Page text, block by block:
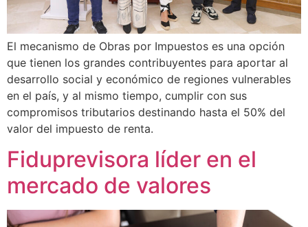
El mecanismo de Obras por Impuestos es una opción
que tienen los grandes contribuyentes para aportar al
desarrollo social y económico de regiones vulnerables
en el país, y al mismo tiempo, cumplir con sus
compromisos tributarios destinando hasta el 50% del
valor del impuesto de renta.
Fiduprevisora líder en el
mercado de valores